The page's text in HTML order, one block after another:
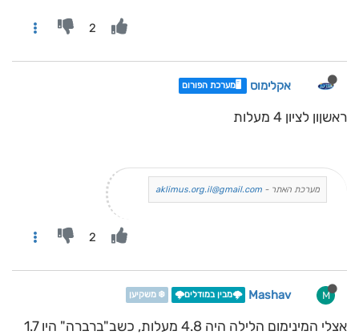
2
אקלימוס 🖥️מערכת הפורום
ראשןון לציון 4 מעלות
מערכת האתר - aklimus.org.il@gmail.com
2
M
Mashav 🌩️מבין במודלים🌩️ ❄️ משקיען
אצלי המינימום הלילה היה 4.8 מעלות, כשב"ברברה" היו 1.7